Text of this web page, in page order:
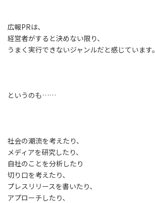
広報PRは、
経営者がすると決めない限り、
うまく実行できないジャンルだと感じています。
というのも……
社会の潮流を考えたり、
メディアを研究したり、
自社のことを分析したり
切り口を考えたり、
プレスリリースを書いたり、
アプローチしたり、